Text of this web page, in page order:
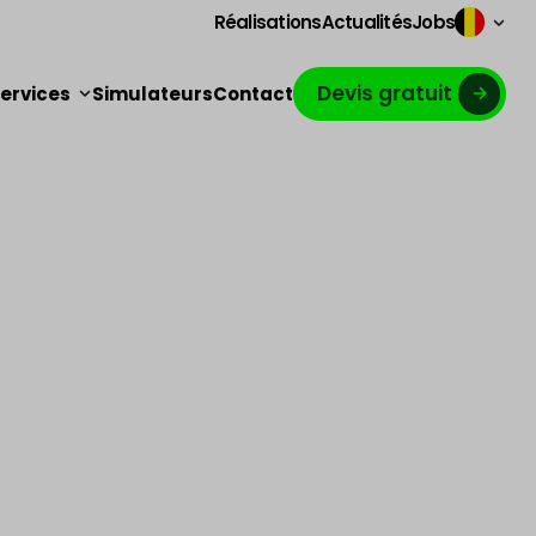
RéalisationsActualitésJobs
SimulateursContact Devis gratuit